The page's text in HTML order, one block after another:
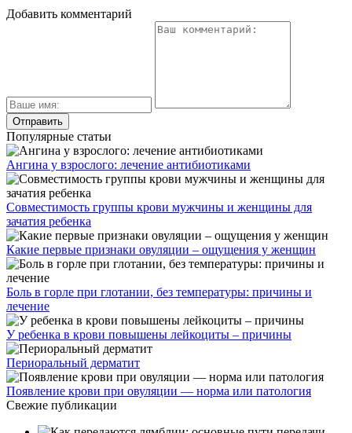
Добавить комментарий
Популярные статьи
Ангина у взрослого: лечение антибиотиками
Совместимость группы крови мужчины и женщины для
зачатия ребенка
Какие первые признаки овуляции – ощущения у женщин
Боль в горле при глотании, без температуры: причины и
лечение
У ребенка в крови повышены лейкоциты – причины
Периоральный дерматит
Появление крови при овуляции — норма или патология
Свежие публикации